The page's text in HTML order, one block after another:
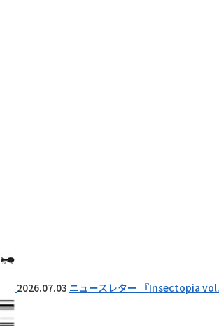
2026.07.03 ニュースレター 『Insectopia